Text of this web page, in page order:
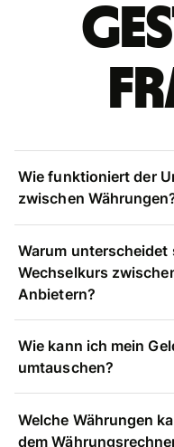
Wie funktioniert der
zwischen
Warum unterscheidet
Wechselkurs
Anbietern?
Wie kann ich mein
umtauschen?
Welche Währungen
dem